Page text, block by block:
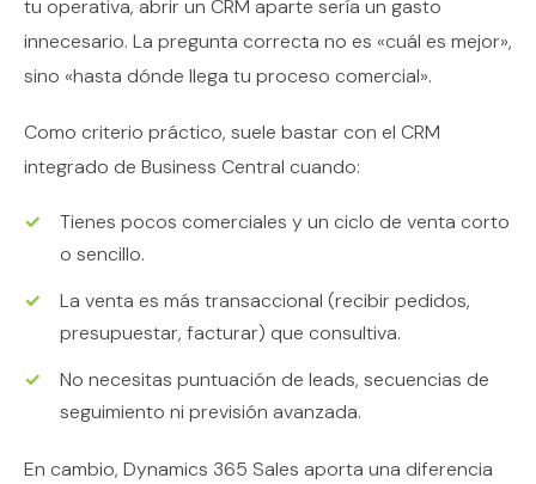
tu operativa, abrir un CRM aparte sería un gasto
innecesario. La pregunta correcta no es «cuál es mejor»,
sino «hasta dónde llega tu proceso comercial».
Como criterio práctico, suele bastar con el CRM
integrado de Business Central cuando:
Tienes pocos comerciales y un ciclo de venta corto
o sencillo.
La venta es más transaccional (recibir pedidos,
presupuestar, facturar) que consultiva.
No necesitas puntuación de leads, secuencias de
seguimiento ni previsión avanzada.
En cambio, Dynamics 365 Sales aporta una diferencia